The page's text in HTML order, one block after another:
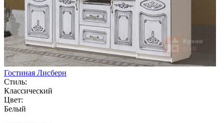
Гостиная Лисберн
Стиль:
Классический
Цвет:
Белый